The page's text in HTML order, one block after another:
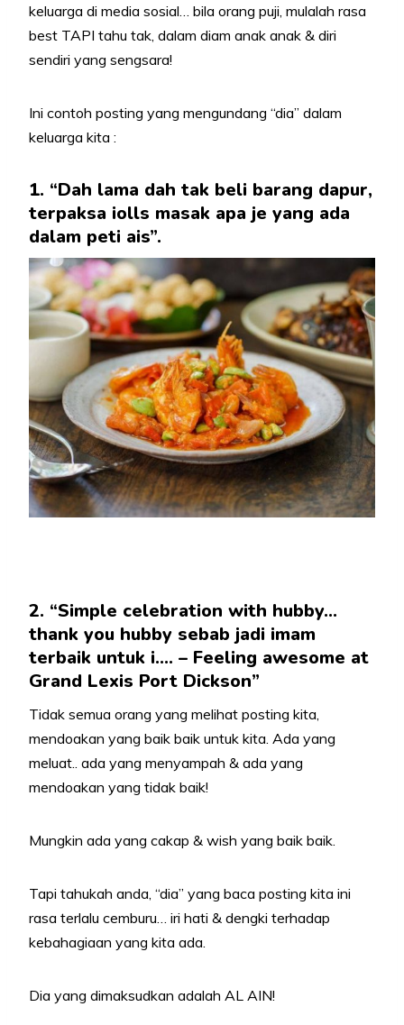
keluarga di media sosial… bila orang puji, mulalah rasa
best TAPI tahu tak, dalam diam anak anak & diri
sendiri yang sengsara!
Ini contoh posting yang mengundang “dia” dalam
keluarga kita :
1. “Dah lama dah tak beli barang dapur,
terpaksa iolls masak apa je yang ada
dalam peti ais”.
2. “Simple celebration with hubby…
thank you hubby sebab jadi imam
terbaik untuk i…. – Feeling awesome at
Grand Lexis Port Dickson”
Tidak semua orang yang melihat posting kita,
mendoakan yang baik baik untuk kita. Ada yang
meluat.. ada yang menyampah & ada yang
mendoakan yang tidak baik!
Mungkin ada yang cakap & wish yang baik baik.
Tapi tahukah anda, “dia” yang baca posting kita ini
rasa terlalu cemburu… iri hati & dengki terhadap
kebahagiaan yang kita ada.
Dia yang dimaksudkan adalah AL AIN!